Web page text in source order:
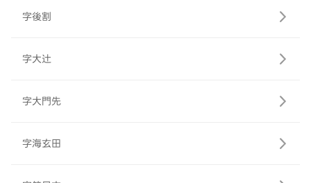
字後割
字大辻
字大門先
字海玄田